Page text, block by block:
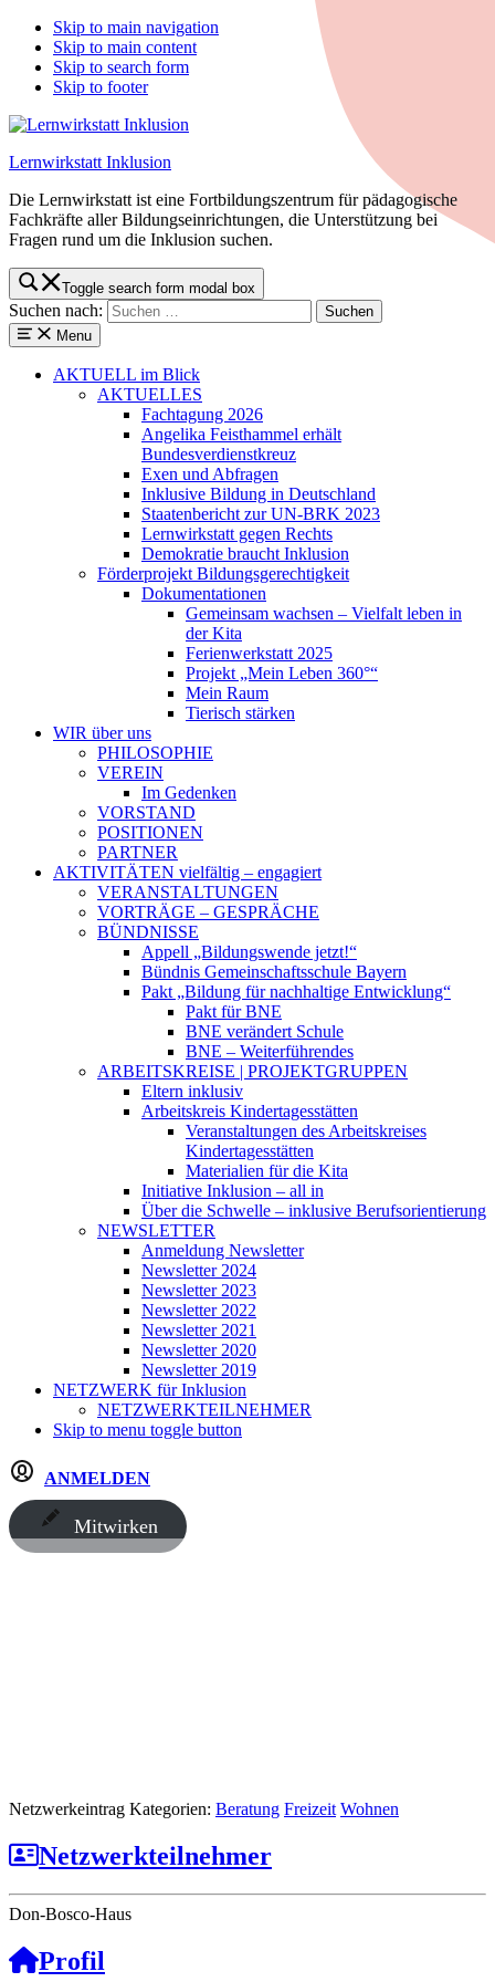
Skip to main navigation
Skip to main content
Skip to search form
Skip to footer
Lernwirkstatt Inklusion
Die Lernwirkstatt ist eine Fortbildungszentrum für pädagogische
Fachkräfte aller Bildungseinrichtungen, die Unterstützung bei
Fragen rund um die Inklusion suchen.
Toggle search form modal box
Suchen nach:
Menu
AKTUELL im Blick
AKTUELLES
Fachtagung 2026
Angelika Feisthammel erhält
Bundesverdienstkreuz
Exen und Abfragen
Inklusive Bildung in Deutschland
Staatenbericht zur UN-BRK 2023
Lernwirkstatt gegen Rechts
Demokratie braucht Inklusion
Förderprojekt Bildungsgerechtigkeit
Dokumentationen
Gemeinsam wachsen – Vielfalt leben in
der Kita
Ferienwerkstatt 2025
Projekt „Mein Leben 360°“
Mein Raum
Tierisch stärken
WIR über uns
PHILOSOPHIE
VEREIN
Im Gedenken
VORSTAND
POSITIONEN
PARTNER
AKTIVITÄTEN vielfältig – engagiert
VERANSTALTUNGEN
VORTRÄGE – GESPRÄCHE
BÜNDNISSE
Appell „Bildungswende jetzt!“
Bündnis Gemeinschaftsschule Bayern
Pakt „Bildung für nachhaltige Entwicklung“
Pakt für BNE
BNE verändert Schule
BNE – Weiterführendes
ARBEITSKREISE | PROJEKTGRUPPEN
Eltern inklusiv
Arbeitskreis Kindertagesstätten
Veranstaltungen des Arbeitskreises
Kindertagesstätten
Materialien für die Kita
Initiative Inklusion – all in
Über die Schwelle – inklusive Berufsorientierung
NEWSLETTER
Anmeldung Newsletter
Newsletter 2024
Newsletter 2023
Newsletter 2022
Newsletter 2021
Newsletter 2020
Newsletter 2019
NETZWERK für Inklusion
NETZWERKTEILNEHMER
Skip to menu toggle button
ANMELDEN
Mitwirken
Netzwerkeintrag Kategorien: Beratung Freizeit Wohnen
Netzwerkteilnehmer
Don-Bosco-Haus
Profil